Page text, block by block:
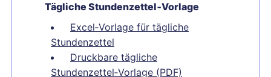
Tägliche Stundenzettel‑Vorlage
Excel‑Vorlage für tägliche
Stundenzettel
Druckbare tägliche
Stundenzettel‑Vorlage (PDF)